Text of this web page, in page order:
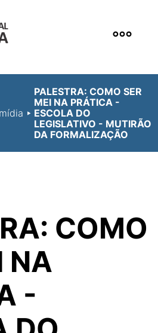
PALESTRA: COMO SER
MEI NA PRÁTICA -
ESCOLA DO
LEGISLATIVO - MUTIRÃO
DA FORMALIZAÇÃO
COMO
NA
-